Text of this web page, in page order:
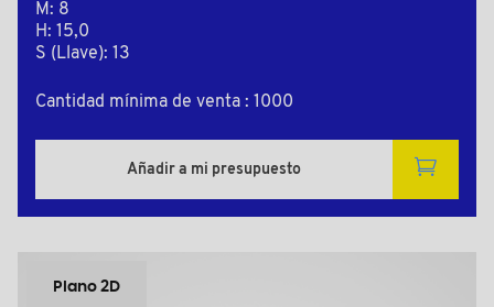
M: 8
H: 15,0
S (Llave): 13
Cantidad mínima de venta : 1000
Añadir a mi presupuesto
Plano 2D